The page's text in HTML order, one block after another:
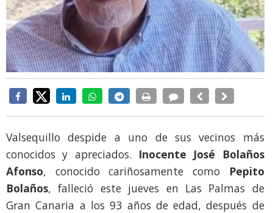
Valsequillo despide a uno de sus vecinos más
conocidos y apreciados. Inocente José Bolaños
Afonso, conocido cariñosamente como Pepito
Bolaños, falleció este jueves en Las Palmas de
Gran Canaria a los 93 años de edad, después de